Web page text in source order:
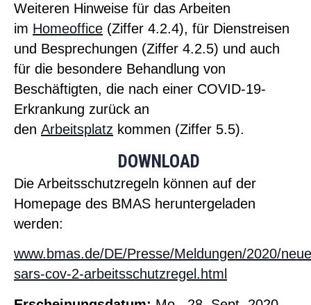
Weiteren Hinweise für das Arbeiten
im Homeoffice (Ziffer 4.2.4), für Dienstreisen
und Besprechungen (Ziffer 4.2.5) und auch
für die besondere Behandlung von
Beschäftigten, die nach einer COVID-19-
Erkrankung zurück an
den Arbeitsplatz kommen (Ziffer 5.5).
DOWNLOAD
Die Arbeitsschutzregeln können auf der
Homepage des BMAS heruntergeladen
werden:
www.bmas.de/DE/Presse/Meldungen/2020/
sars-cov-2-arbeitsschutzregel.html